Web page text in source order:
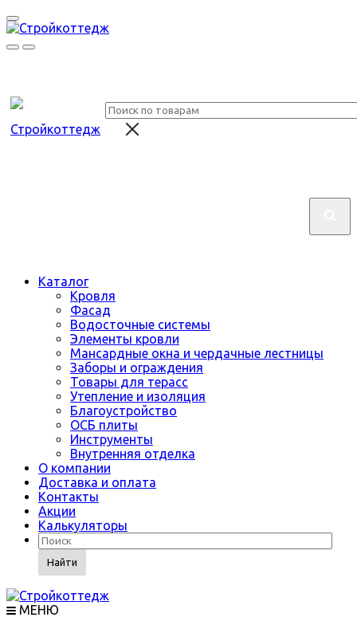
Каталог
Кровля
Фасад
Водосточные системы
Элементы кровли
Мансардные окна и чердачные лестницы
Заборы и ограждения
Товары для терасс
Утепление и изоляция
Благоустройство
ОСБ плиты
Инструменты
Внутренняя отделка
О компании
Доставка и оплата
Контакты
Акции
Калькуляторы
Найти
МЕНЮ